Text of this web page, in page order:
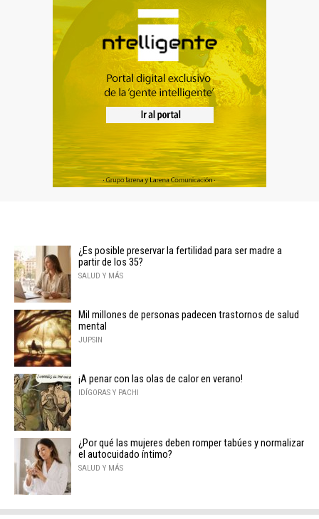
¿Es posible preservar la fertilidad para ser madre a
partir de los 35?
SALUD Y MÁS
Mil millones de personas padecen trastornos de salud
mental
JUPSIN
¡A penar con las olas de calor en verano!
IDÍGORAS Y PACHI
¿Por qué las mujeres deben romper tabúes y normalizar
el autocuidado íntimo?
SALUD Y MÁS